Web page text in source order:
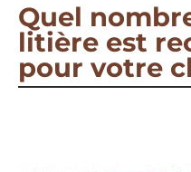
Quel
litière est
pour votre